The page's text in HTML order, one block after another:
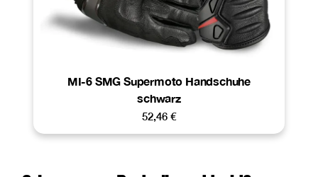
MI-6 SMG Supermoto Handschuhe
schwarz
52,46 €